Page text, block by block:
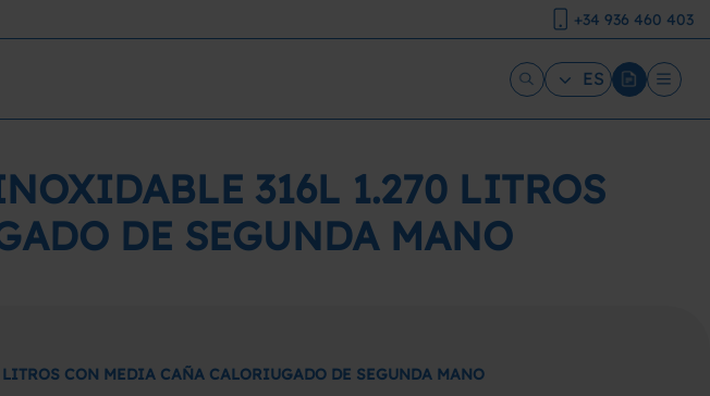
+34 936 460 403
ES
316L 1.270 LITROS
DE SEGUNDA MANO
CON MEDIA CAÑA CALORIUGADO DE SEGUNDA MANO